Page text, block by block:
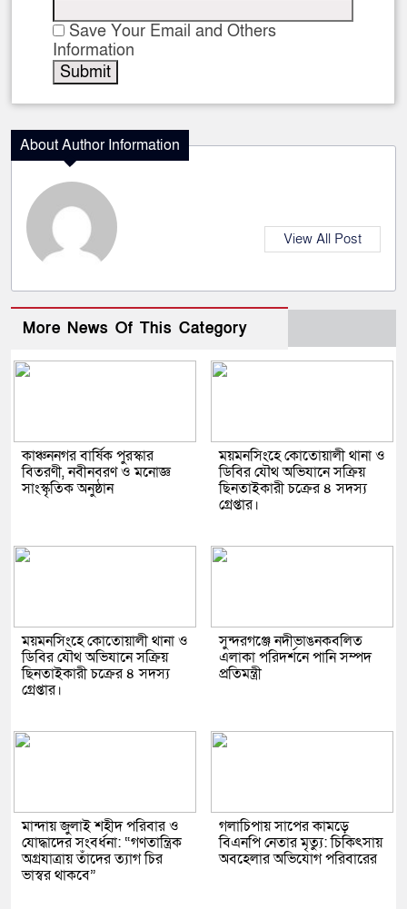
Save Your Email and Others
Information
About Author Information
View All Post
More News Of This Category
কাঞ্চননগর বার্ষিক পুরস্কার
বিতরণী, নবীনবরণ ও মনোজ্ঞ
সাংস্কৃতিক অনুষ্ঠান
ময়মনসিংহে কোতোয়ালী থানা ও
ডিবির যৌথ অভিযানে সক্রিয়
ছিনতাইকারী চক্রের ৪ সদস্য
গ্রেপ্তার।
ময়মনসিংহে কোতোয়ালী থানা ও
ডিবির যৌথ অভিযানে সক্রিয়
ছিনতাইকারী চক্রের ৪ সদস্য
গ্রেপ্তার।
সুন্দরগঞ্জে নদীভাঙনকবলিত
এলাকা পরিদর্শনে পানি সম্পদ
প্রতিমন্ত্রী
মান্দায় জুলাই শহীদ পরিবার ও
যোদ্ধাদের সংবর্ধনা: “গণতান্ত্রিক
অগ্রযাত্রায় তাঁদের ত্যাগ চির
ভাস্বর থাকবে”
গলাচিপায় সাপের কামড়ে
বিএনপি নেতার মৃত্যু: চিকিৎসায়
অবহেলার অভিযোগ পরিবারের